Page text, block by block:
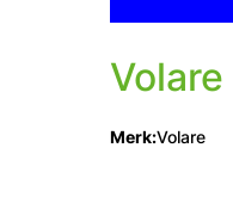
Volare
Merk:Volare